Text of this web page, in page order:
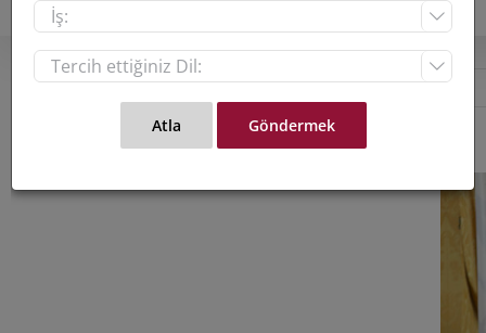
View

